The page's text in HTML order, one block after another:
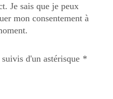
Je sais que je peux
mon consentement à
suivis d'un astérisque *